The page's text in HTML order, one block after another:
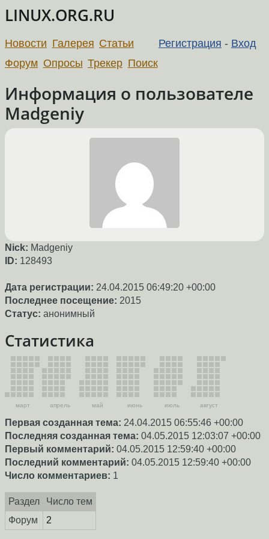
LINUX.ORG.RU
Регистрация - Вход
Новости Галерея Статьи
Форум Опросы Трекер Поиск
Информация о пользователе
Madgeniy
Nick: Madgeniy
ID: 128493
Дата регистрации: 24.04.2015 06:49:20 +00:00
Последнее посещение: 2015
Статус: анонимный
Статистика
март апрель май июнь июль август
Первая созданная тема: 24.04.2015 06:55:46 +00:00
Последняя созданная тема: 04.05.2015 12:03:07 +00:00
Первый комментарий: 04.05.2015 12:59:40 +00:00
Последний комментарий: 04.05.2015 12:59:40 +00:00
Число комментариев: 1
Раздел
Число тем
Форум
2